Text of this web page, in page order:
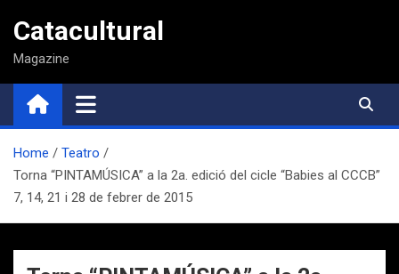
contenido
Catacultural
Magazine
Home
Teatro
Torna “PINTAMÚSICA” a la 2a. edició del cicle “Babies al CCCB”
7, 14, 21 i 28 de febrer de 2015